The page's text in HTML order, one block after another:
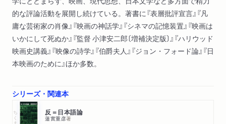
的な評論活動を展開し続けている。著書に『表層批評宣言』『凡
庸な芸術家の肖像』『映画の神話学』『シネマの記憶装置』『映画は
いかにして死ぬか』『監督 小津安二郎〔増補決定版〕』『ハリウッド
映画史講義』『映像の詩学』『伯爵夫人』『ジョン・フォード論』『日
本映画のために』ほか多数。
シリーズ・関連本
ちくま学芸文庫 反＝日本語論
蓮實重彦著